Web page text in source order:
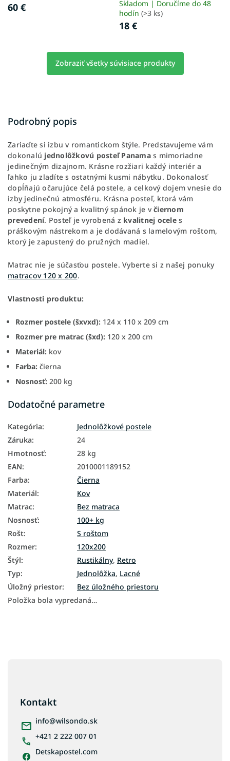
60 €
Skladom | Doručíme do 48
hodín (>3 ks)
18 €
Zobraziť všetky súvisiace produkty
Podrobný popis
Zariaďte si izbu v romantickom štýle. Predstavujeme vám
dokonalú jednolôžkovú posteľ Panamas mimoriadne
jedinečným dizajnom. Krásne rozžiari každý interiér a
ľahko ju zladíte s ostatnými kusmi nábytku. Dokonalosť
dopĺňajú očarujúce čelá postele, a celkový dojem vnesie do
izby jedinečnú atmosféru. Krásna posteľ, ktorá vám
poskytne pokojný a kvalitný spánok je včiernom
prevedení. Posteľ je vyrobená z kvalitnej oceles
práškovým nástrekom a je dodávaná s lamelovým roštom,
ktorý je zapustený do pružných madiel.
Matrac nie je súčasťou postele. Vyberte si z našej ponuky
matracov 120 x 200.
Vlastnosti produktu:
Rozmer postele (šxvxd): 124 x 110 x 209 cm
Rozmer pre matrac (šxd): 120 x 200 cm
Materiál: kov
Farba: čierna
Nosnosť: 200 kg
Dodatočné parametre
Kategória:
Jednolôžkové postele
Záruka:
24
Hmotnosť:
28 kg
EAN:
2010001189152
Farba:
Čierna
Materiál:
Kov
Matrac:
Bez matraca
Nosnosť:
100+ kg
Rošt:
S roštom
Rozmer:
120x200
Štýl: Rustikálny, Retro
Typ: Jednolôžka, Lacné
Úložný priestor:
Bez úložného priestoru
Položka bola vypredaná…
Kontakt
info@wilsondo.sk
+421 2 222 007 01
Detskapostel.com